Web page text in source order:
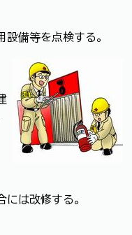
備等を点検する。
は改修する。